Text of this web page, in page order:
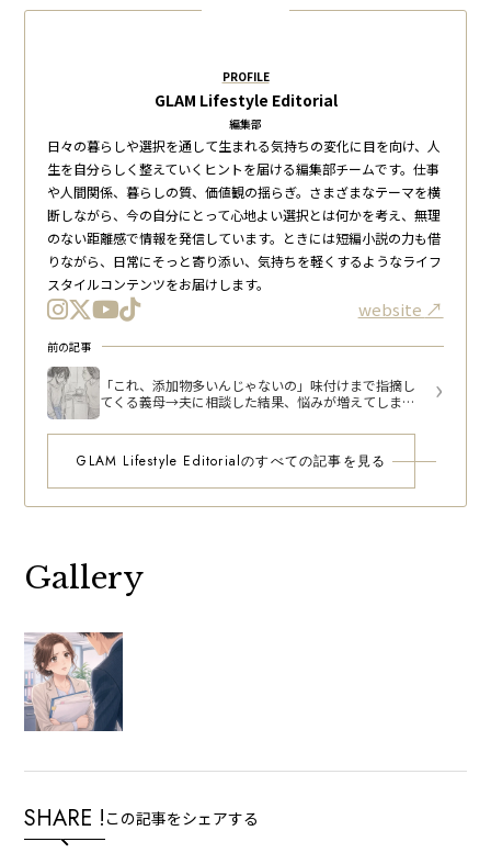
PROFILE
GLAM Lifestyle Editorial
編集部
日々の暮らしや選択を通して生まれる気持ちの変化に目を向け、人
生を自分らしく整えていくヒントを届ける編集部チームです。仕事
や人間関係、暮らしの質、価値観の揺らぎ。さまざまなテーマを横
断しながら、今の自分にとって心地よい選択とは何かを考え、無理
のない距離感で情報を発信しています。ときには短編小説の力も借
りながら、日常にそっと寄り添い、気持ちを軽くするようなライフ
スタイルコンテンツをお届けします。
website
前の記事
「これ、添加物多いんじゃないの」味付けまで指摘し
てくる義母→夫に相談した結果、悩みが増えてしまっ
GLAM Lifestyle Editorialのすべての記事を見る
Gallery
SHARE ! この記事をシェアする